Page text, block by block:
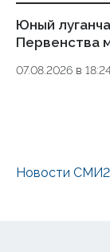
Юный
Первенства
07.08.2026 в
Новости СМИ2